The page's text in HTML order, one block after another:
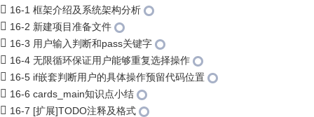
16-1 框架介绍及系统架构分析
16-2 新建项目准备文件
16-3 用户输入判断和pass关键字
16-4 无限循环保证用户能够重复选择操作
16-5 if嵌套判断用户的具体操作预留代码位置
16-6 cards_main知识点小结
16-7 [扩展]TODO注释及格式